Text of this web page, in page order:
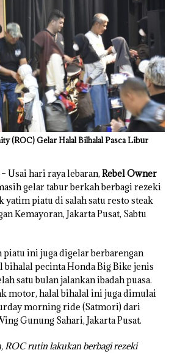
(ROC) Gelar Halal Bilhalal Pasca Libur
Usai hari raya lebaran, Rebel Owner
gelar tabur berkah berbagi rezeki
yatim piatu di salah satu resto steak
Kemayoran, Jakarta Pusat, Sabtu
piatu ini juga digelar berbarengan
bihalal pecinta Honda Big Bike jenis
satu bulan jalankan ibadah puasa.
motor, halal bihalal ini juga dimulai
morning ride (Satmori) dari
Gunung Sahari, Jakarta Pusat.
ROC rutin lakukan berbagi rezeki